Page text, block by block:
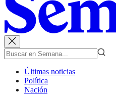
Últimas noticias
Política
Nación